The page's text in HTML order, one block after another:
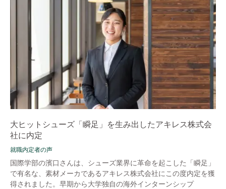
大ヒットシューズ「瞬足」を生み出したアキレス株式会
社に内定
就職内定者の声
国際学部の濱口さんは、シューズ業界に革命を起こした「瞬足」
で有名な、素材メーカであるアキレス株式会社にこの度内定を獲
得されました。早期から大学独自の海外インターンシップ